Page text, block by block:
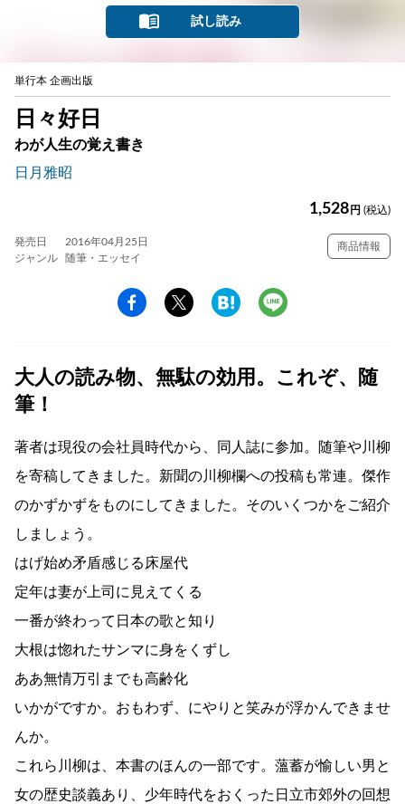
試し読み
単行本 企画出版
日々好日
わが人生の覚え書き
日月雅昭
1,528 円 (税込)
発売日
2016年04月25日
ジャンル
随筆・エッセイ
商品情報
大人の読み物、無駄の効用。これぞ、随
筆！
著者は現役の会社員時代から、同人誌に参加。随筆や川柳
を寄稿してきました。新聞の川柳欄への投稿も常連。傑作
のかずかずをものにしてきました。そのいくつかをご紹介
しましょう。
はげ始め矛盾感じる床屋代
定年は妻が上司に見えてくる
一番が終わって日本の歌と知り
大根は惚れたサンマに身をくずし
ああ無情万引までも高齢化
いかがですか。おもわず、にやりと笑みが浮かんできませ
んか。
これら川柳は、本書のほんの一部です。薀蓄が愉しい男と
女の歴史談義あり、少年時代をおくった日立市郊外の回想